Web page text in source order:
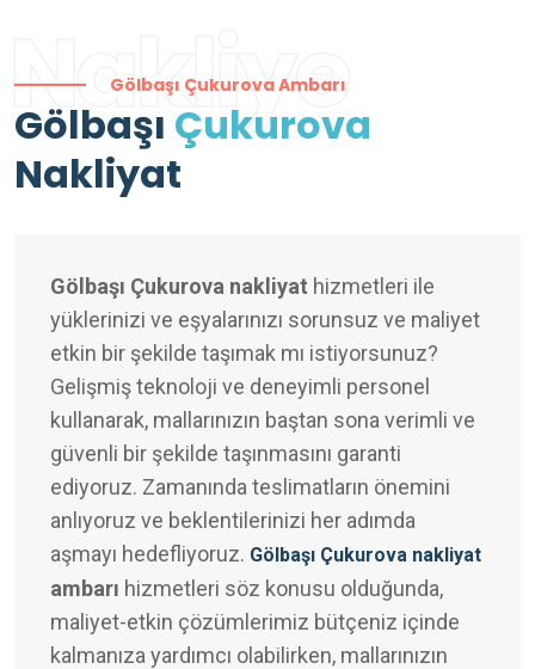
Nakliye
Gölbaşı Çukurova Ambarı
Gölbaşı Çukurova
Nakliyat
Gölbaşı Çukurova nakliyat hizmetleri ile
yüklerinizi ve eşyalarınızı sorunsuz ve maliyet
etkin bir şekilde taşımak mı istiyorsunuz?
Gelişmiş teknoloji ve deneyimli personel
kullanarak, mallarınızın baştan sona verimli ve
güvenli bir şekilde taşınmasını garanti
ediyoruz. Zamanında teslimatların önemini
anlıyoruz ve beklentilerinizi her adımda
aşmayı hedefliyoruz. Gölbaşı Çukurova nakliyat
ambarı hizmetleri söz konusu olduğunda,
maliyet-etkin çözümlerimiz bütçeniz içinde
kalmanıza yardımcı olabilirken, mallarınızın